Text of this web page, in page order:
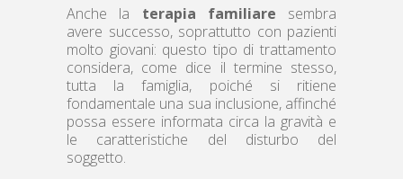
Anche la terapia familiare sembra
avere successo, soprattutto con pazienti
molto giovani: questo tipo di trattamento
considera, come dice il termine stesso,
tutta la famiglia, poiché si ritiene
fondamentale una sua inclusione, affinché
possa essere informata circa la gravità e
le caratteristiche del disturbo del
soggetto.